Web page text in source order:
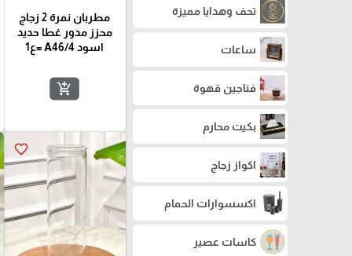
تحف وهدايا مميزة
ساعات
فناجين قهوة
بكيت محارم
اكواز زجاج
اكسسوارات الحمام
كاسات عصير
مطربان نمرة 2 زجاج
محزز مدور غطا حديد
اسود A46/4 =ع1
add_shopping_cart
favorite_border